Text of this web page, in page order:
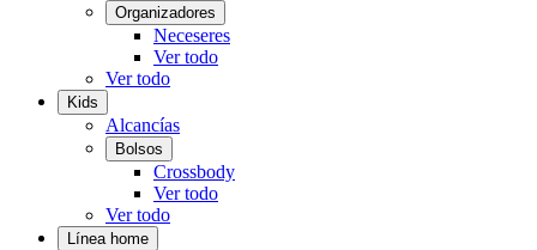
Organizadores
Neceseres
Ver todo
Ver todo
Kids
Alcancías
Bolsos
Crossbody
Ver todo
Ver todo
Línea home